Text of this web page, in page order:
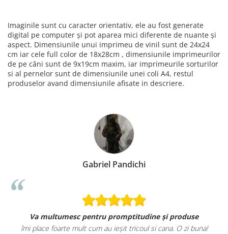
Imaginile sunt cu caracter orientativ, ele au fost generate
digital pe computer și pot aparea mici diferente de nuante și
aspect. Dimensiunile unui imprimeu de vinil sunt de 24x24
cm iar cele full color de 18x28cm , dimensiunile imprimeurilor
de pe căni sunt de 9x19cm maxim, iar imprimeurile sorturilor
si al pernelor sunt de dimensiunile unei coli A4, restul
produselor avand dimensiunile afisate in descriere.
Gabriel Pandichi
Va multumesc pentru promptitudine și produse
îmi place foarte mult cum au ieșit tricoul si cana. O zi buna!